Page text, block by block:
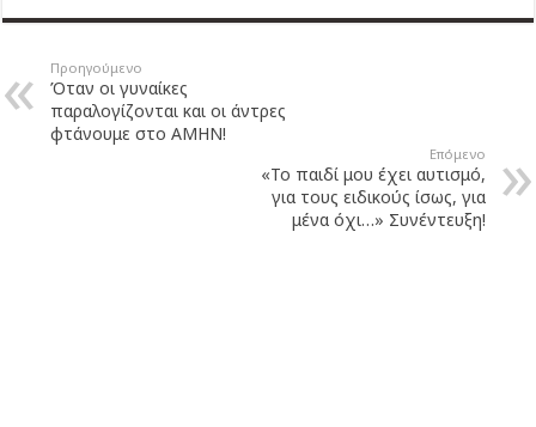
Προηγούμενο
Όταν οι γυναίκες
παραλογίζονται και οι άντρες
φτάνουμε στο ΑΜΗΝ!
Επόμενο
«Το παιδί μου έχει αυτισμό,
για τους ειδικούς ίσως, για
μένα όχι…» Συνέντευξη!